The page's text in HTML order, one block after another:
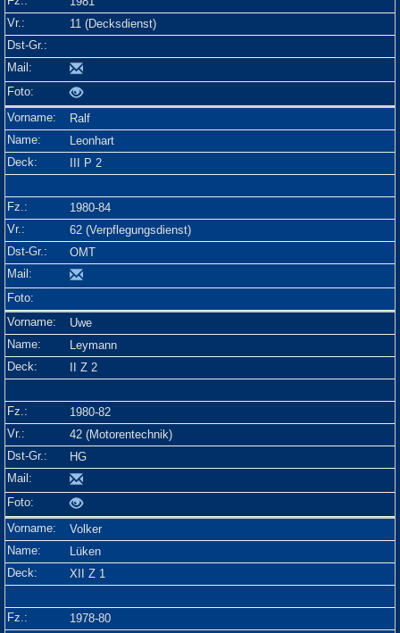
11 (Decksdienst)
Ralf
Leonhart
III P 2
1980-84
62 (Verpflegungsdienst)
OMT
Uwe
Leymann
II Z 2
1980-82
42 (Motorentechnik)
HG
Volker
Lüken
XII Z 1
1978-80